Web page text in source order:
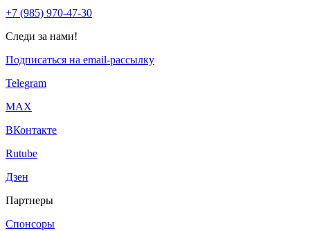
+7 (985) 970-47-30
Следи за нами!
Подписаться на email-рассылку
Telegram
МАХ
ВКонтакте
Rutube
Дзен
Партнеры
Спонсоры